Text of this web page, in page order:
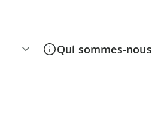
Qui sommes-nous